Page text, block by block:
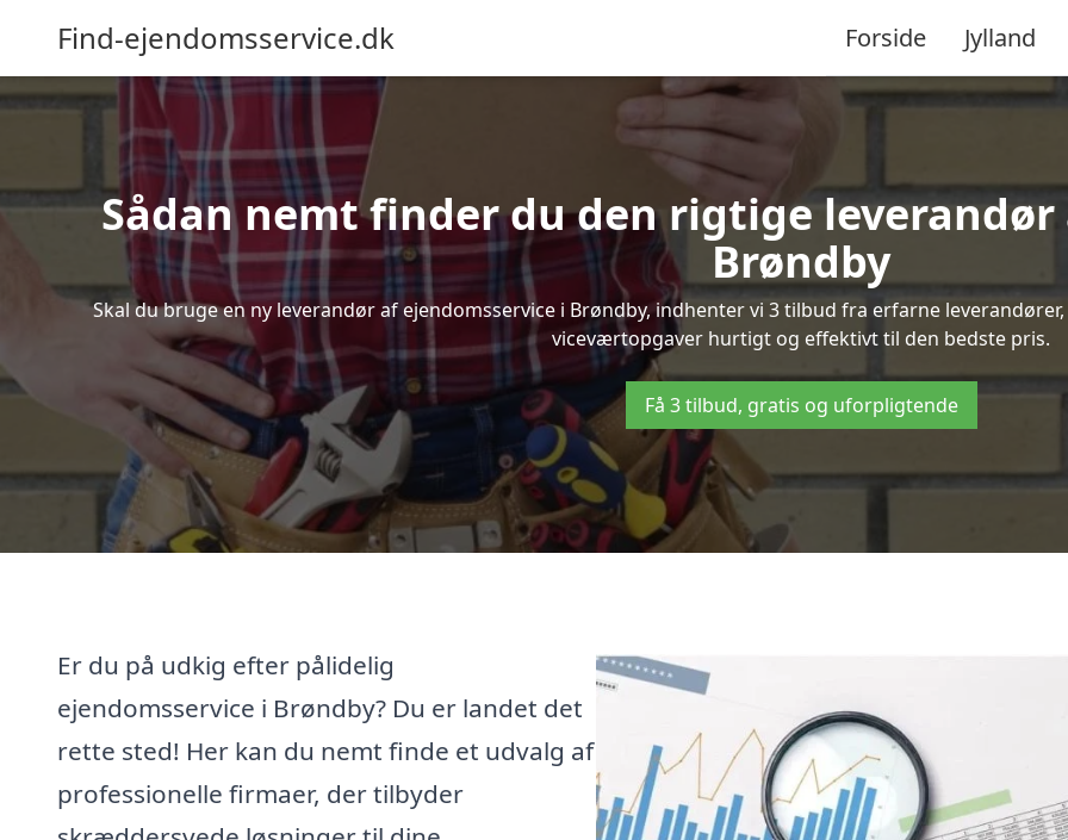
Find-ejendomsservice.dk Forside Jylland
Sådan nemt finder du den rigtige leverandør
Brøndby
Skal du bruge en ny leverandør af ejendomsservice i Brøndby, indhenter vi 3 tilbud fra erfarne
viceværtopgaver hurtigt og effektivt til den bedste pris.
Få 3 tilbud, gratis og uforpligtende
Er du på udkig efter pålidelig
ejendomsservice i Brøndby? Du er landet det
rette sted! Her kan du nemt finde et udvalg af
professionelle firmaer, der tilbyder